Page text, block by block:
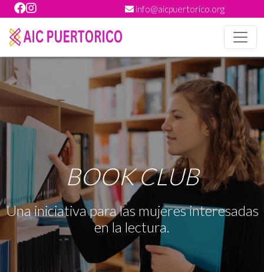
info@aicpuertorico.org
BOOK CLUB
Una iniciativa para las mujeres interesadas
en la lectura.